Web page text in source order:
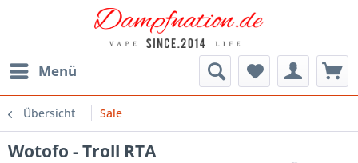
Menü
Übersicht Sale
Wotofo - Troll RTA